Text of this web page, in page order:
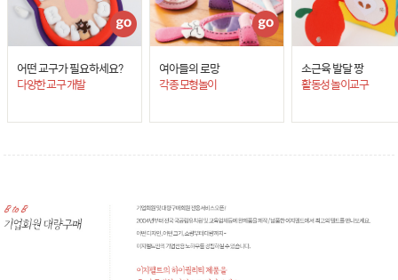
어떤 교구가 필요하세요?
다양한 교구 개발
여아들의 로망
각종 모형놀이
소근육 발달 짱
활동성 놀이교구